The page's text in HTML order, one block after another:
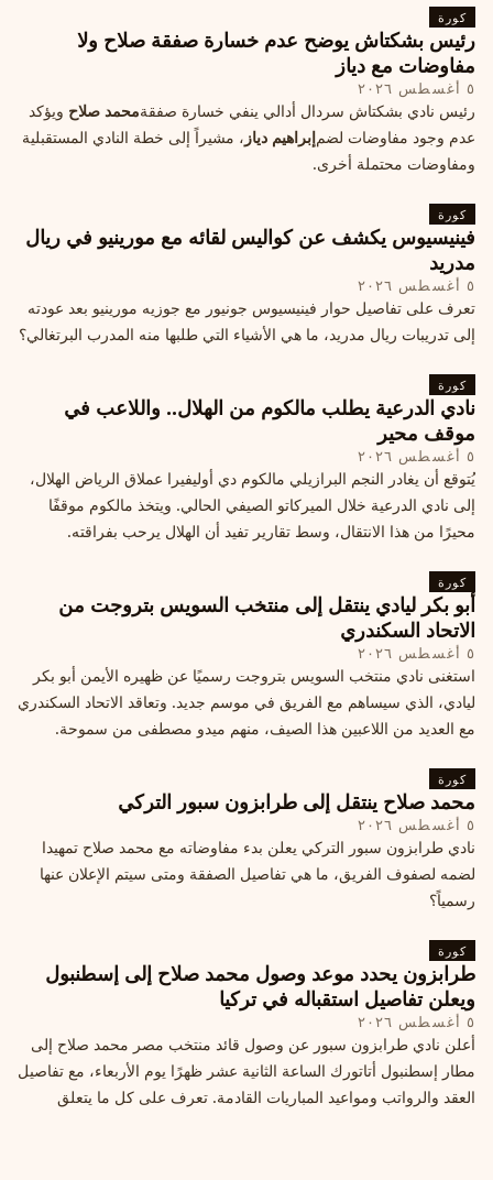
كورة
رئيس بشكتاش يوضح عدم خسارة صفقة صلاح ولا
مفاوضات مع دياز
٥ أغسطس ٢٠٢٦
رئيس نادي بشكتاش سردال أدالي ينفي خسارة صفقةمحمد صلاح ويؤكد
عدم وجود مفاوضات لضمإبراهيم دياز ، مشيراً إلى خطة النادي المستقبلية
ومفاوضات محتملة أخرى.
كورة
فينيسيوس يكشف عن كواليس لقائه مع مورينيو في ريال
مدريد
٥ أغسطس ٢٠٢٦
تعرف على تفاصيل حوار فينيسيوس جونيور مع جوزيه مورينيو بعد عودته
إلى تدريبات ريال مدريد، ما هي الأشياء التي طلبها منه المدرب البرتغالي؟
كورة
نادي الدرعية يطلب مالكوم من الهلال.. واللاعب في
موقف محير
٥ أغسطس ٢٠٢٦
يُتوقع أن يغادر النجم البرازيلي مالكوم دي أوليفيرا عملاق الرياض الهلال،
إلى نادي الدرعية خلال الميركاتو الصيفي الحالي. ويتخذ مالكوم موقفًا
محيرًا من هذا الانتقال، وسط تقارير تفيد أن الهلال يرحب بفراقته.
كورة
أبو بكر ليادي ينتقل إلى منتخب السويس بتروجت من
الاتحاد السكندري
٥ أغسطس ٢٠٢٦
استغنى نادي منتخب السويس بتروجت رسميًا عن ظهيره الأيمن أبو بكر
ليادي، الذي سيساهم مع الفريق في موسم جديد. وتعاقد الاتحاد السكندري
مع العديد من اللاعبين هذا الصيف، منهم ميدو مصطفى من سموحة.
كورة
محمد صلاح ينتقل إلى طرابزون سبور التركي
٥ أغسطس ٢٠٢٦
نادي طرابزون سبور التركي يعلن بدء مفاوضاته مع محمد صلاح تمهيدا
لضمه لصفوف الفريق، ما هي تفاصيل الصفقة ومتى سيتم الإعلان عنها
رسمياً؟
كورة
طرابزون يحدد موعد وصول محمد صلاح إلى إسطنبول
ويعلن تفاصيل استقباله في تركيا
٥ أغسطس ٢٠٢٦
أعلن نادي طرابزون سبور عن وصول قائد منتخب مصر محمد صلاح إلى
مطار إسطنبول أتاتورك الساعة الثانية عشر ظهرًا يوم الأربعاء، مع تفاصيل
العقد والرواتب ومواعيد المباريات القادمة. تعرف على كل ما يتعلق